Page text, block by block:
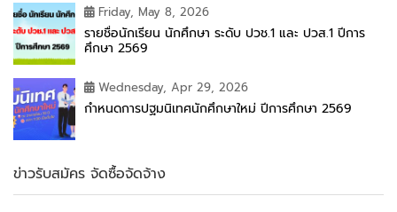
Friday, May 8, 2026
รายชื่อนักเรียน นักศึกษา ระดับ ปวช.1 และ ปวส.1 ปีการ
ศึกษา 2569
Wednesday, Apr 29, 2026
กำหนดการปฐมนิเทศนักศึกษาใหม่ ปีการศึกษา 2569
ข่าวรับสมัคร จัดซื้อจัดจ้าง